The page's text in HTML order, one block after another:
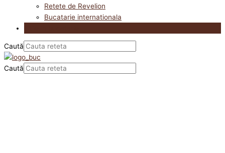
Retete de Revelion
Bucatarie internationala
Caută
Caută